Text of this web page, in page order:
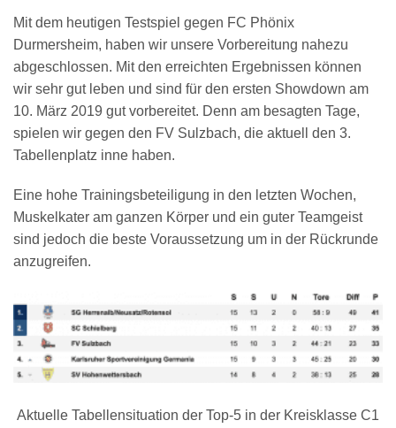
Mit dem heutigen Testspiel gegen FC Phönix
Durmersheim, haben wir unsere Vorbereitung nahezu
abgeschlossen. Mit den erreichten Ergebnissen können
wir sehr gut leben und sind für den ersten Showdown am
10. März 2019 gut vorbereitet. Denn am besagten Tage,
spielen wir gegen den FV Sulzbach, die aktuell den 3.
Tabellenplatz inne haben.
Eine hohe Trainingsbeteiligung in den letzten Wochen,
Muskelkater am ganzen Körper und ein guter Teamgeist
sind jedoch die beste Voraussetzung um in der Rückrunde
anzugreifen.
Aktuelle Tabellensituation der Top-5 in der Kreisklasse C1